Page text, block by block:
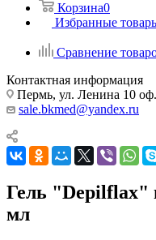
Корзина0
Избранные
Сравнение
Контактная информация
Пермь, ул. Ленина 10
sale.bkmed@yandex.ru
Гель "Depilflax"
мл